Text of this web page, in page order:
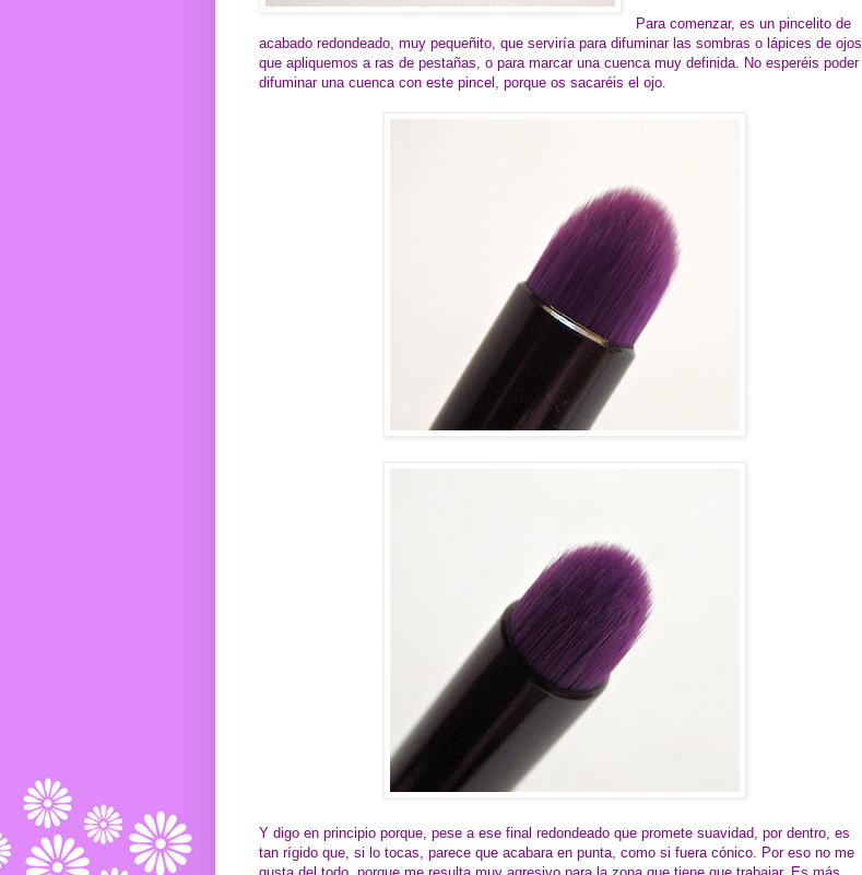
Para comenzar, es un pincelito de
acabado redondeado, muy pequeñito, que serviría para difuminar las sombras o lápices de ojos
que apliquemos a ras de pestañas, o para marcar una cuenca muy definida. No esperéis poder
difuminar una cuenca con este pincel, porque os sacaréis el ojo.
Y digo en principio porque, pese a ese final redondeado que promete suavidad, por dentro, es
tan rígido que, si lo tocas, parece que acabara en punta, como si fuera cónico. Por eso no me